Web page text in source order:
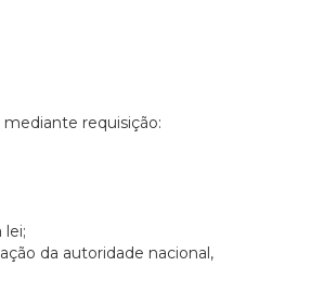
requisição:
lei;
da autoridade nacional,